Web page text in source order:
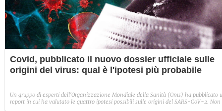
Covid, pubblicato il nuovo dossier ufficiale sulle
origini del virus: qual è l'ipotesi più probabile
Un gruppo di esperti dell'Organizzazione Mondiale della Sanità (Oms) ha pubblicato
report in cui ha valutato le quattro ipotesi possibili sulle origini del SARS-CoV-2. Non